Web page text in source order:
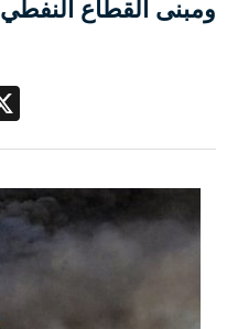
ومبنى القطاع النفطي
X